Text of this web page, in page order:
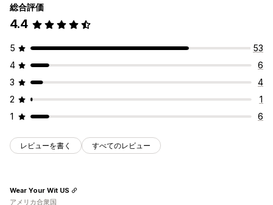
総合評価
4.4
5
53
4
6
3
4
2
1
1
6
レビューを書く すべてのレビュー
Wear Your Wit US
アメリカ合衆国